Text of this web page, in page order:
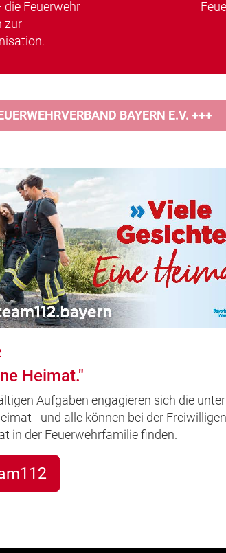
Feuerwehr
zur
BAYERN E.V. +++
Heimat."
Aufgaben engagieren sich die
- und alle können bei der
in der Feuerwehrfamilie finden.